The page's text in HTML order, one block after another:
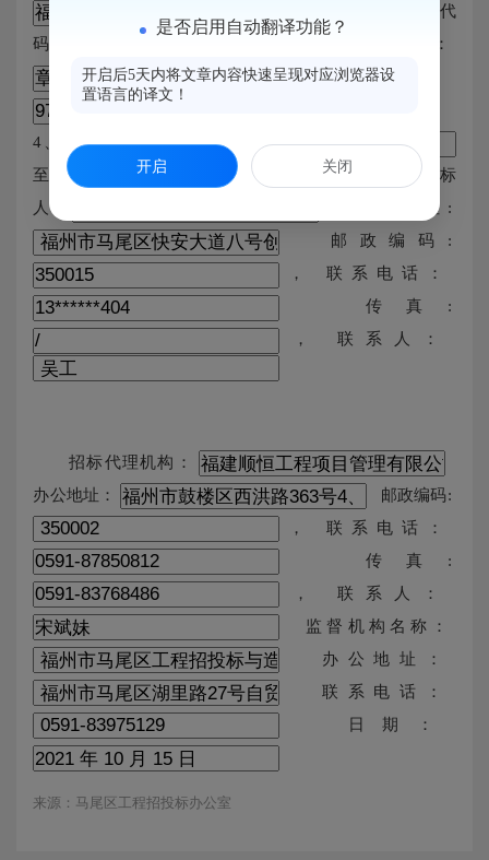
中标人组织机构代
码：
项目负责人：
中标金额：
4、公示时间 公示期为
至
5、联系方式 招标
人:
办公地址:
邮政编码:
， 联系电话：
传真:
， 联系人：
招标代理机构：
办公地址：
邮政编码:
， 联系电话：
传真:
， 联系人：
监督机构名称：
办公地址：
联系电话：
日期：
来源：马尾区工程招投标办公室
是否启用自动翻译功能？
开启后5天内将文章内容快速呈现对应浏览器设
置语言的译文！
开启 关闭